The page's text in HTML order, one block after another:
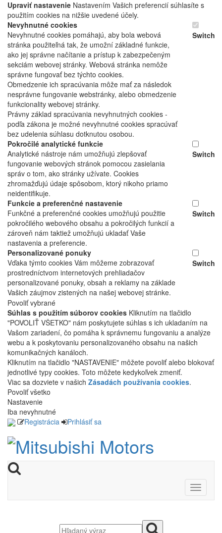
Upraviť nastavenie Nastavením Vašich preferencií súhlasíte s
použitím cookies na nižšie uvedené účely.
Nevyhnutné cookies
Nevyhnutné cookies pomáhajú, aby bola webová
stránka použiteľná tak, že umožní základné funkcie,
ako jej správne načítanie a prístup k zabezpečeným
sekciám webovej stránky. Webová stránka nemôže
správne fungovať bez týchto cookies.
Obmedzenie ich spracúvania môže mať za následok
nesprávne fungovanie webstránky, alebo obmedzenie
funkcionality webovej stránky.
Právny základ spracúvania nevyhnutných cookies -
podľa zákona je možné nevyhnutné cookies spracúvať
bez udelenia súhlasu dotknutou osobou.
Switch
Pokročilé analytické funkcie
Analytické nástroje nám umožňujú zlepšovať
fungovanie webových stránok pomocou zasielania
správ o tom, ako stránky užívate. Cookies
zhromažďujú údaje spôsobom, ktorý nikoho priamo
neidentifikuje.
Switch
Funkcie a preferenčné nastavenie
Funkčné a preferenčné cookies umožňujú použitie
pokročilého webového obsahu a pokročilých funkcií a
zároveň nám taktiež umožňujú ukladať Vaše
nastavenia a preferencie.
Switch
Personalizované ponuky
Vďaka týmto cookies Vám môžeme zobrazovať
prostredníctvom internetových prehliadačov
personalizované ponuky, obsah a reklamy na základe
Vašich záujmov zistených na našej webovej stránke.
Switch
Povoliť vybrané
Súhlas s použitím súborov cookies Kliknutím na tlačidlo
"POVOLIŤ VŠETKO" nám poskytujete súhlas s ich ukladaním na
Vašom zariadení, čo pomáha k správnemu fungovaniu a analýze
webu a k poskytovaniu personalizovaného obsahu na našich
komunikačných kanáloch.
Kliknutím na tlačidlo "NASTAVENIE" môžete povoliť alebo blokovať
jednotlivé typy cookies. Toto môžete kedykoľvek zmeniť.
Viac sa dozviete v našich Zásadách používania cookies.
Povoliť všetko
Nastavenie
Iba nevyhnutné
Registrácia
Prihlásiť sa